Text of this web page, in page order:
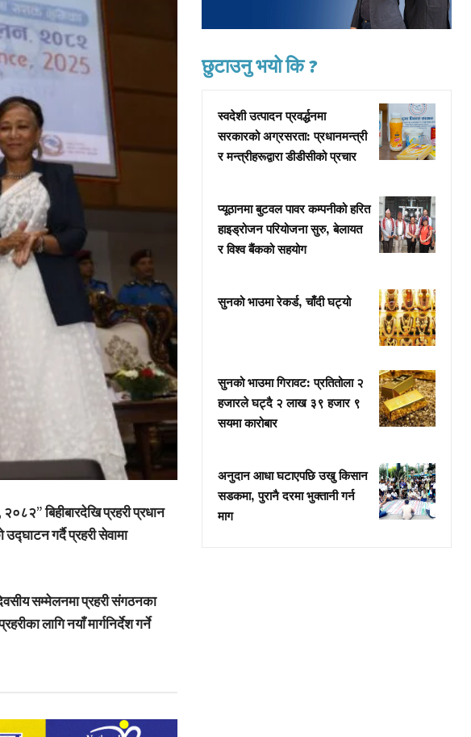
बिहीबारदेखि प्रहरी प्रधान
गर्दै प्रहरी सेवामा
सम्मेलनमा प्रहरी संगठनका
लागि नयाँ मार्गनिर्देश गर्ने
छुटाउनु भयो कि ?
स्वदेशी उत्पादन प्रवर्द्धनमा
सरकारको अग्रसरता: प्रधानमन्त्री
र मन्त्रीहरूद्वारा डीडीसीको प्रचार
प्यूठानमा बुटवल पावर कम्पनीको हरित
हाइड्रोजन परियोजना सुरु, बेलायत
र विश्व बैंकको सहयोग
सुनको भाउमा रेकर्ड, चाँदी घट्यो
सुनको भाउमा गिरावट: प्रतितोला २
हजारले घट्दै २ लाख ३९ हजार ९
सयमा कारोबार
अनुदान आधा घटाएपछि उखु किसान
सडकमा, पुरानै दरमा भुक्तानी गर्न
माग